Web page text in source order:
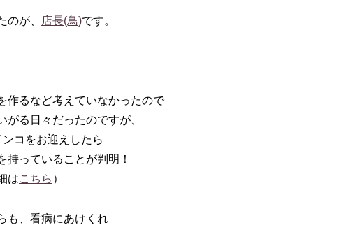
のが、 店長(鳥)です。
作るなど考えていなかったので
がる日々だったのですが、
コをお迎えしたら
持っていることが判明！
はこちら ）
も、看病にあけくれ